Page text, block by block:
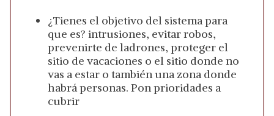
¿Tienes el objetivo del sistema para
que es? intrusiones, evitar robos,
prevenirte de ladrones, proteger el
sitio de vacaciones o el sitio donde no
vas a estar o también una zona donde
habrá personas. Pon prioridades a
cubrir